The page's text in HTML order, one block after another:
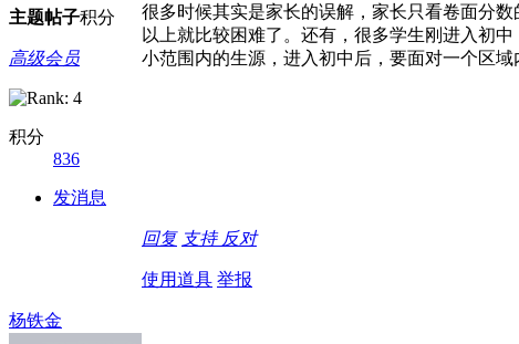
主题帖子积分
高级会员
积分
836
发消息
很多时候其实是家长的误解，家长只看卷面分
以上就比较困难了。还有，很多学生刚进入初
小范围内的生源，进入初中后，要面对一个区
回复 支持 反对
使用道具 举报
杨铁金